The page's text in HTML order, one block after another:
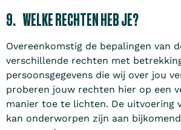
9. WELKE RECHTEN HEB JE?
Overeenkomstig de bepalingen van
verschillende rechten met
persoonsgegevens die wij over jou
proberen jouw rechten hier op een
manier toe te lichten. De uitvoering
kan onderworpen zijn aan